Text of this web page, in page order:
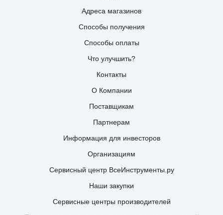
Адреса магазинов
Способы получения
Способы оплаты
Что улучшить?
Контакты
О Компании
Поставщикам
Партнерам
Информация для инвесторов
Организациям
Сервисный центр ВсеИнструменты.ру
Наши закупки
Сервисные центры производителей